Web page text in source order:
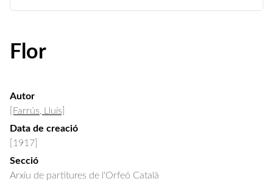
Flor
Autor
[Farrús, Lluís]
Data de creació
[1917]
Secció
Arxiu de partitures de l'Orfeó Català